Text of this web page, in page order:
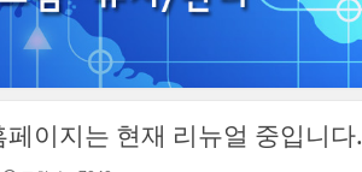
페이지는 현재 리뉴얼 중입니다.